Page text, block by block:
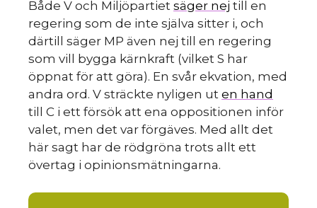
Både V och Miljöpartiet säger nej till en
regering som de inte själva sitter i, och
därtill säger MP även nej till en regering
som vill bygga kärnkraft (vilket S har
öppnat för att göra). En svår ekvation, med
andra ord. V sträckte nyligen ut en hand
till C i ett försök att ena oppositionen inför
valet, men det var förgäves. Med allt det
här sagt har de rödgröna trots allt ett
övertag i opinionsmätningarna.